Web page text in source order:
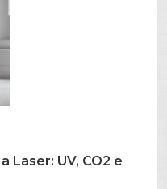
Laser: UV, CO2 e